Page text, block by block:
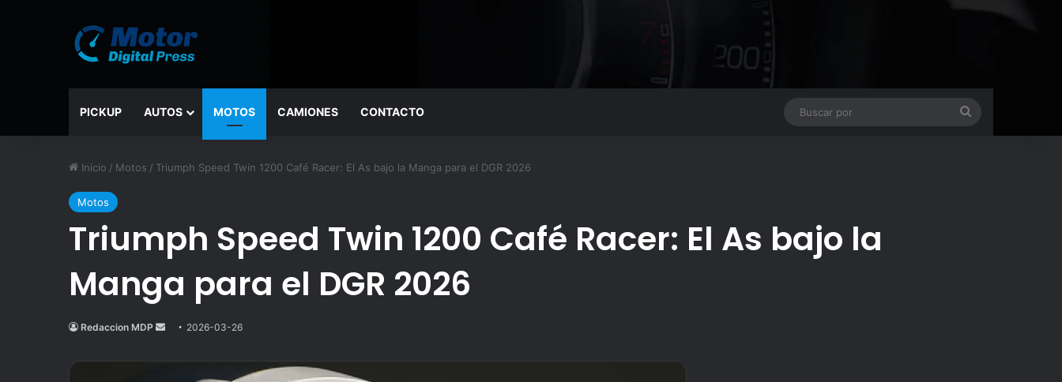
PICKUP AUTOS MOTOS CAMIONES CONTACTO
Inicio / Motos / Triumph Speed Twin 1200 Café Racer: El As bajo la Manga para el DGR 2026
Motos
Triumph Speed Twin 1200 Café Racer: El As bajo la
Manga para el DGR 2026
Redaccion MDP
Send
email
2026-03-26